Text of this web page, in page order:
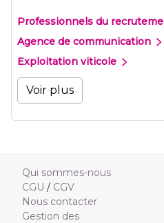
Professionnels du
Agence de communication
Exploitation viticole
Voir plus
Qui sommes-nous
CGU / CGV
Nous contacter
Gestion des